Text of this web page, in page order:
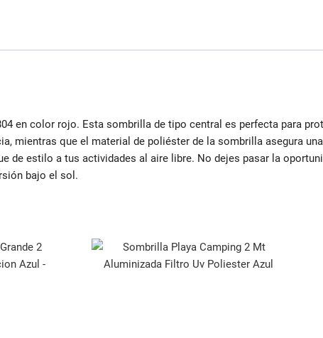
en color rojo. Esta sombrilla de tipo central es perfecta para
mientras que el material de poliéster de la sombrilla asegura
estilo a tus actividades al aire libre. No dejes pasar la
bajo el sol.